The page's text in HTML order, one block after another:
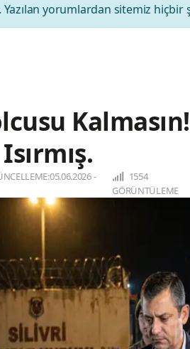
yorumlardan sitemiz
-
1554
GÖRÜNTÜLEME